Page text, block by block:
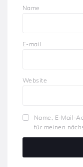
Name
E-mail
Website
Name, E-Mail-
für meinen